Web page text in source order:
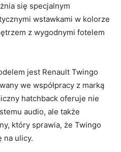
się specjalnym
wstawkami⁤ w kolorze
z wygodnymi fotelem
jest‌ Renault Twingo
we współpracy z marką
hatchback oferuje nie
audio, ale‍ także
który⁣ sprawia, że Twingo
na ulicy.